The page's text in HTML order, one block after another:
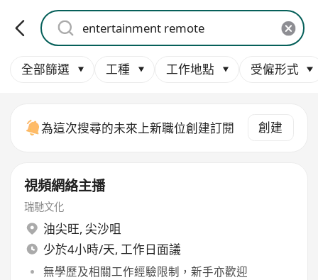
全部篩選 工種 工作地點 受僱形式
為這次搜尋的未來上新職位創建訂閱 創建
視頻網絡主播
瑞馳文化
油尖旺, 尖沙咀
少於4小時/天, 工作日面議
無學歷及相關工作經驗限制，新手亦歡迎